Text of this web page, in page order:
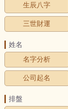
生辰八字
三世財運
姓名
名字分析
公司起名
排盤